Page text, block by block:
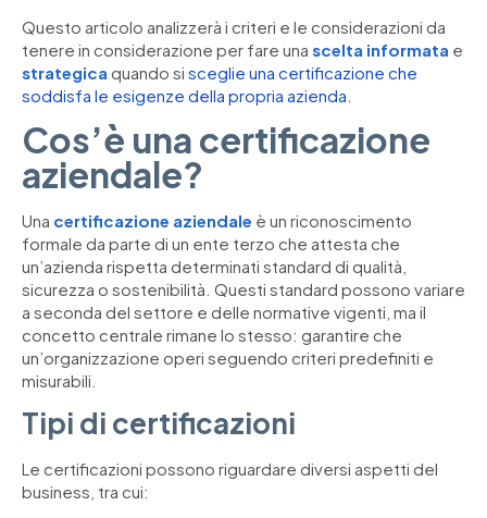
Questo articolo analizzerà i criteri e le considerazioni da
tenere in considerazione per fare una scelta informata e
strategica quando si sceglie una certificazione che
soddisfa le esigenze della propria azienda
Cos’è una certificazione
aziendale?
Una certificazione aziendale è un riconoscimento
formale da parte di un ente terzo che attesta che
un’azienda rispetta determinati standard di qualità,
sicurezza o sostenibilità. Questi standard possono variare
a seconda del settore e delle normative vigenti, ma il
concetto centrale rimane lo stesso: garantire che
un’organizzazione operi seguendo criteri predefiniti e
misurabili.
Tipi di certificazioni
Le certificazioni possono riguardare diversi aspetti del
business, tra cui: